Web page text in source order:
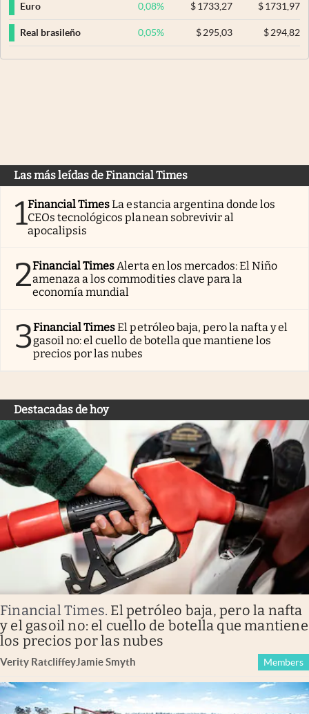
Euro 0,08% $ 1733,27 $1731,97
Real brasileño 0,05% $ 295,03 $294,82
Las más leídas de Financial Times
1Financial TimesLa estancia argentina donde los
CEOs tecnológicos planean sobrevivir al
apocalipsis
2Financial Times Alerta en los mercados: El Niño
amenaza a los commodities clave para la
economía mundial
3Financial TimesEl petróleo baja, pero la nafta y el
gasoil no: el cuello de botella que mantiene los
precios por las nubes
Destacadas de hoy
Financial Times. El petróleo baja, pero la nafta
y el gasoil no: el cuello de botella que mantiene
los precios por las nubes
Verity RatcliffeyJamie Smyth Members